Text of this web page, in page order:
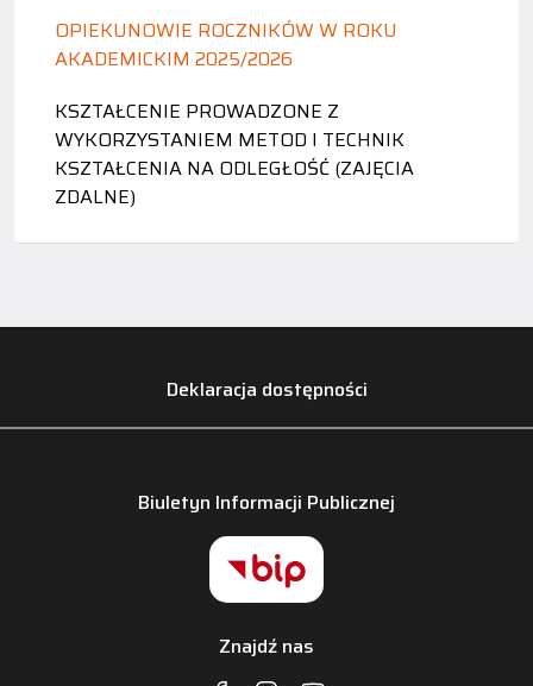
OPIEKUNOWIE ROCZNIKÓW W ROKU
AKADEMICKIM 2025/2026
KSZTAŁCENIE PROWADZONE Z
WYKORZYSTANIEM METOD I TECHNIK
KSZTAŁCENIA NA ODLEGŁOŚĆ (ZAJĘCIA
ZDALNE)
Deklaracja dostępności
Biuletyn Informacji Publicznej
Znajdź nas